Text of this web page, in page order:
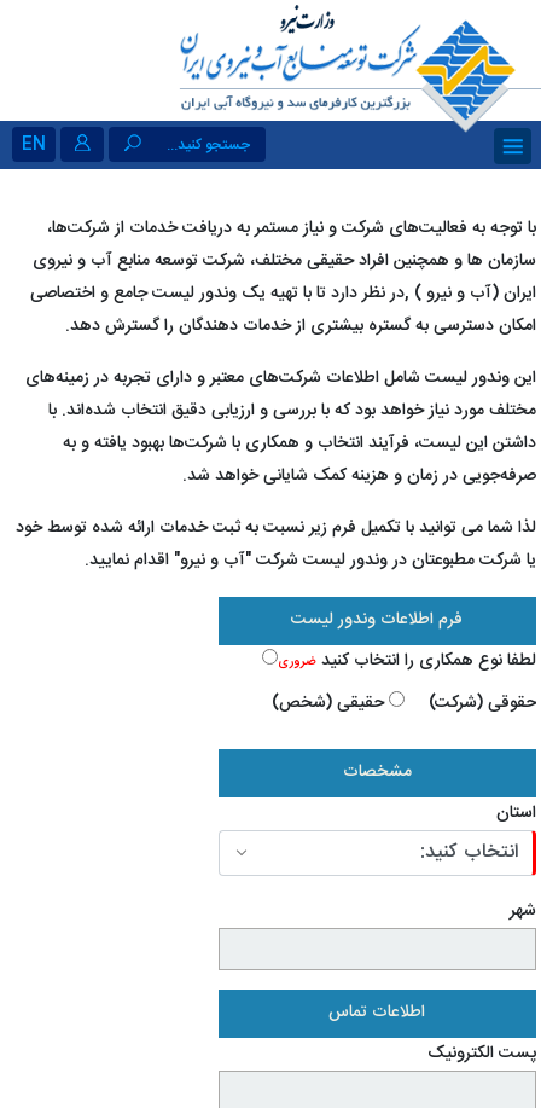
EN جستجو کنید...
با توجه به فعالیت‌های شرکت و نیاز مستمر به دریافت خدمات از شرکت‌ها،
سازمان ها و همچنین افراد حقیقی مختلف، شرکت توسعه منابع آب و نیروی
ایران (آب و نیرو ) ,در نظر دارد تا با تهیه یک وندور لیست جامع و اختصاصی
امکان دسترسی به گستره بیشتری از خدمات دهندگان را گسترش دهد.
این وندور لیست شامل اطلاعات شرکت‌های معتبر و دارای تجربه در زمینه‌های
مختلف مورد نیاز خواهد بود که با بررسی و ارزیابی دقیق انتخاب شده‌اند. با
داشتن این لیست، فرآیند انتخاب و همکاری با شرکت‌ها بهبود یافته و به
صرفه‌جویی در زمان و هزینه کمک شایانی خواهد شد.
لذا شما می توانید با تکمیل فرم زیر نسبت به ثبت خدمات ارائه شده توسط خود
یا شرکت مطبوعتان در وندور لیست شرکت "آب و نیرو" اقدام نمایید.
فرم اطلاعات وندور لیست
لطفا نوع همکاری را انتخاب کنیدضروری
حقوقی (شرکت) حقیقی (شخص)
مشخصات
استان
شهر
اطلاعات تماس
پست الکترونیک